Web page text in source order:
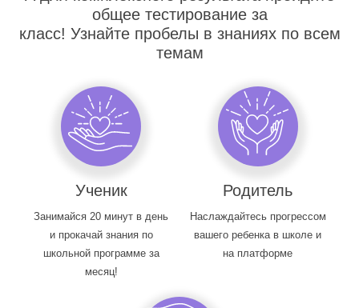
общее тестирование за
класс! Узнайте пробелы в знаниях по всем
темам
Ученик
Занимайся 20 минут в день
и прокачай знания по
школьной программе за
месяц!
Родитель
Наслаждайтесь прогрессом
вашего ребенка в школе и
на платформе